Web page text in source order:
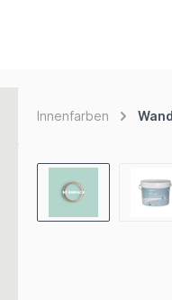
Innenfarben